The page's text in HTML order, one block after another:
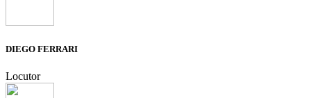
DIEGO FERRARI
Locutor